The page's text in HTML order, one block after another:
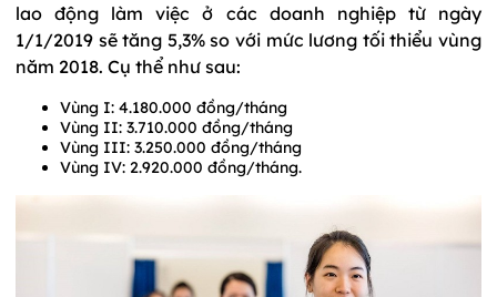
lao động làm việc ở các doanh nghiệp từ ngày
1/1/2019 sẽ tăng 5,3% so với mức lương tối thiểu vùng
năm 2018. Cụ thể như sau:
Vùng I: 4.180.000 đồng/tháng
Vùng II: 3.710.000 đồng/tháng
Vùng III: 3.250.000 đồng/tháng
Vùng IV: 2.920.000 đồng/tháng.